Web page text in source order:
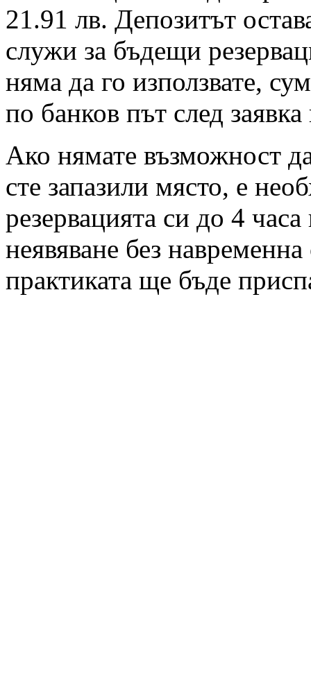
21.91 лв. Депозитът
служи за бъдещи
няма да го използвате,
по банков път след
Ако нямате възможност
сте запазили място, е
резервацията си до 4
неявяване без
практиката ще бъде